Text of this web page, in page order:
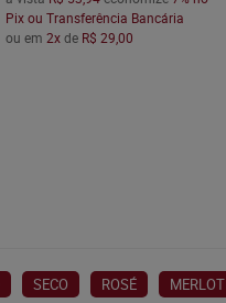
Pix ou Transferência Bancária
ou em 2xde R$ 29,00
SECO ROSÉ MERLOT